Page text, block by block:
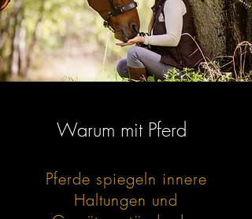
Warum mit Pferd
Pferde spiegeln innere
Haltungen und